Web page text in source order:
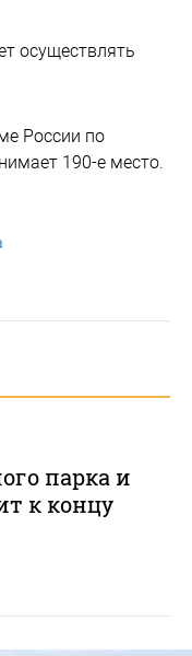
осуществлять
России по
190-е место.
парка и
к концу